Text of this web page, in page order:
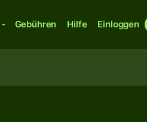
Gebühren Hilfe Einloggen